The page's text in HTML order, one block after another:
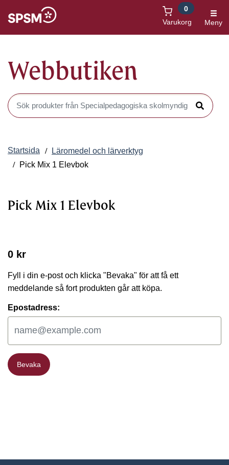
Varukorg
0
Meny
Webbutiken
Sök produkter i Webbutiken
Sök
Startsida
Läromedel och lärverktyg
Pick Mix 1 Elevbok
Pick Mix 1 Elevbok
0 kr
Fyll i din e-post och klicka "Bevaka" för att få ett
meddelande så fort produkten går att köpa.
Epostadress:
Bevaka
Bevaka